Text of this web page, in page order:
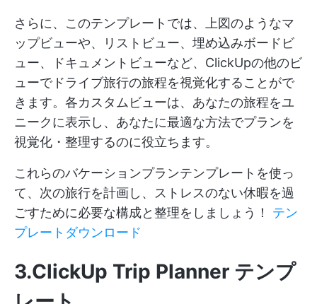
さらに、このテンプレートでは、上図のようなマ
ップビューや、リストビュー、埋め込みボードビ
ュー、ドキュメントビューなど、ClickUpの他のビ
ューでドライブ旅行の旅程を視覚化することがで
きます。各カスタムビューは、あなたの旅程をユ
ニークに表示し、あなたに最適な方法でプランを
視覚化・整理するのに役立ちます。
これらのバケーションプランテンプレートを使っ
て、次の旅行を計画し、ストレスのない休暇を過
ごすために必要な構成と整理をしましょう！ テン
プレートダウンロード
3.ClickUp Trip Planner テンプ